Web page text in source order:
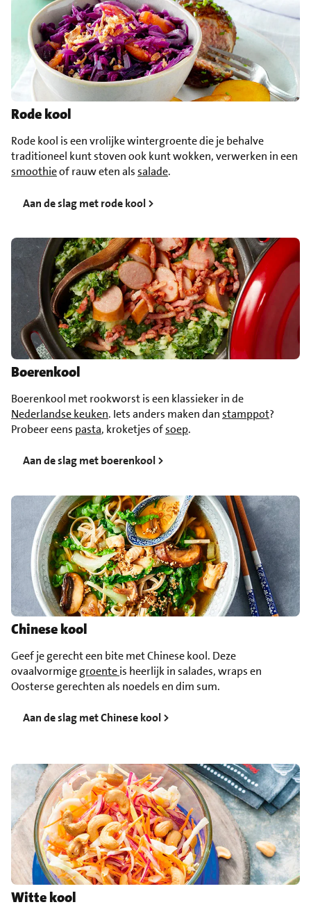
Rode kool
Rode kool is een vrolijke wintergroente die je behalve
traditioneel kunt stoven ook kunt wokken, verwerken in een
smoothieof rauw eten alssalade.
Aan de slag met rode kool >
Boerenkool
Boerenkool met rookworst is een klassieker in de
Nederlandse keuken. Iets anders maken danstamppot?
Probeer eens pasta, kroketjes ofsoep.
Aan de slag met boerenkool >
Chinese kool
Geef je gerecht een bite met Chinese kool. Deze
ovaalvormigegroenteis heerlijk in salades, wraps en
Oosterse gerechten als noedels en dim sum.
Aan de slag met Chinese kool >
Witte kool